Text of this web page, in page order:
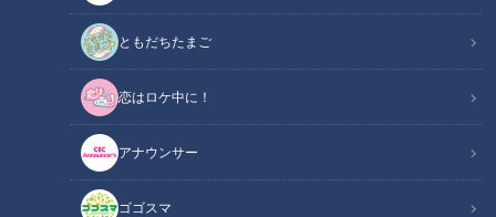
ともだちたまご
恋はロケ中に！
アナウンサー
ゴゴスマ
newsX特集記事
義務教育を修了できなかった人や、外国人のための学校「夜間
中学」に密着しました。失われた過去を取り戻すため、そして
未来を開くため。学びに向けた思いとは。